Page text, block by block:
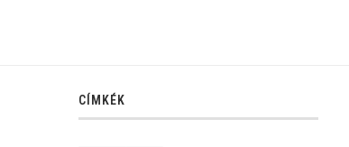
CÍMKÉK